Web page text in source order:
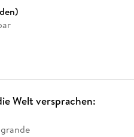
Welt versprachen: